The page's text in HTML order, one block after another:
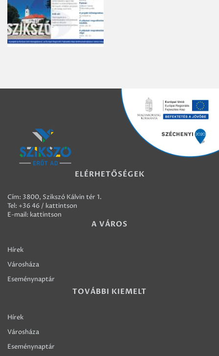
ELÉRHETŐSÉGEK
Cím: 3800, Szikszó Kálvin tér 1.
Tel: +36 46 / kattintson
E-mail: kattintson
A VÁROS
Hírek
Városháza
Eseménynaptár
TOVÁBBI KIEMELT
Hírek
Városháza
Eseménynaptár